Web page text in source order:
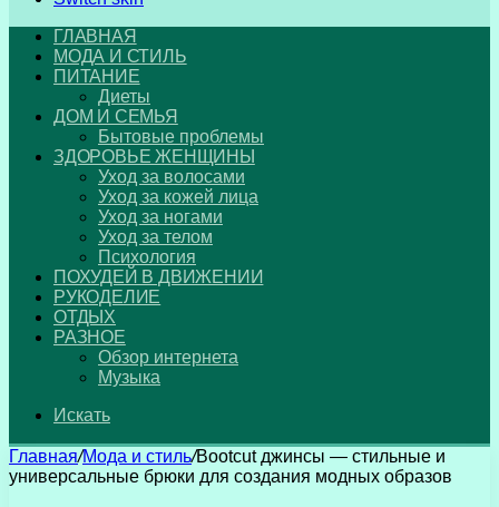
ГЛАВНАЯ
МОДА И СТИЛЬ
ПИТАНИЕ
Диеты
ДОМ И СЕМЬЯ
Бытовые проблемы
ЗДОРОВЬЕ ЖЕНЩИНЫ
Уход за волосами
Уход за кожей лица
Уход за ногами
Уход за телом
Психология
ПОХУДЕЙ В ДВИЖЕНИИ
РУКОДЕЛИЕ
ОТДЫХ
РАЗНОЕ
Обзор интернета
Музыка
Искать
Главная/Мода и стиль/Bootcut джинсы — стильные и
универсальные брюки для создания модных образов